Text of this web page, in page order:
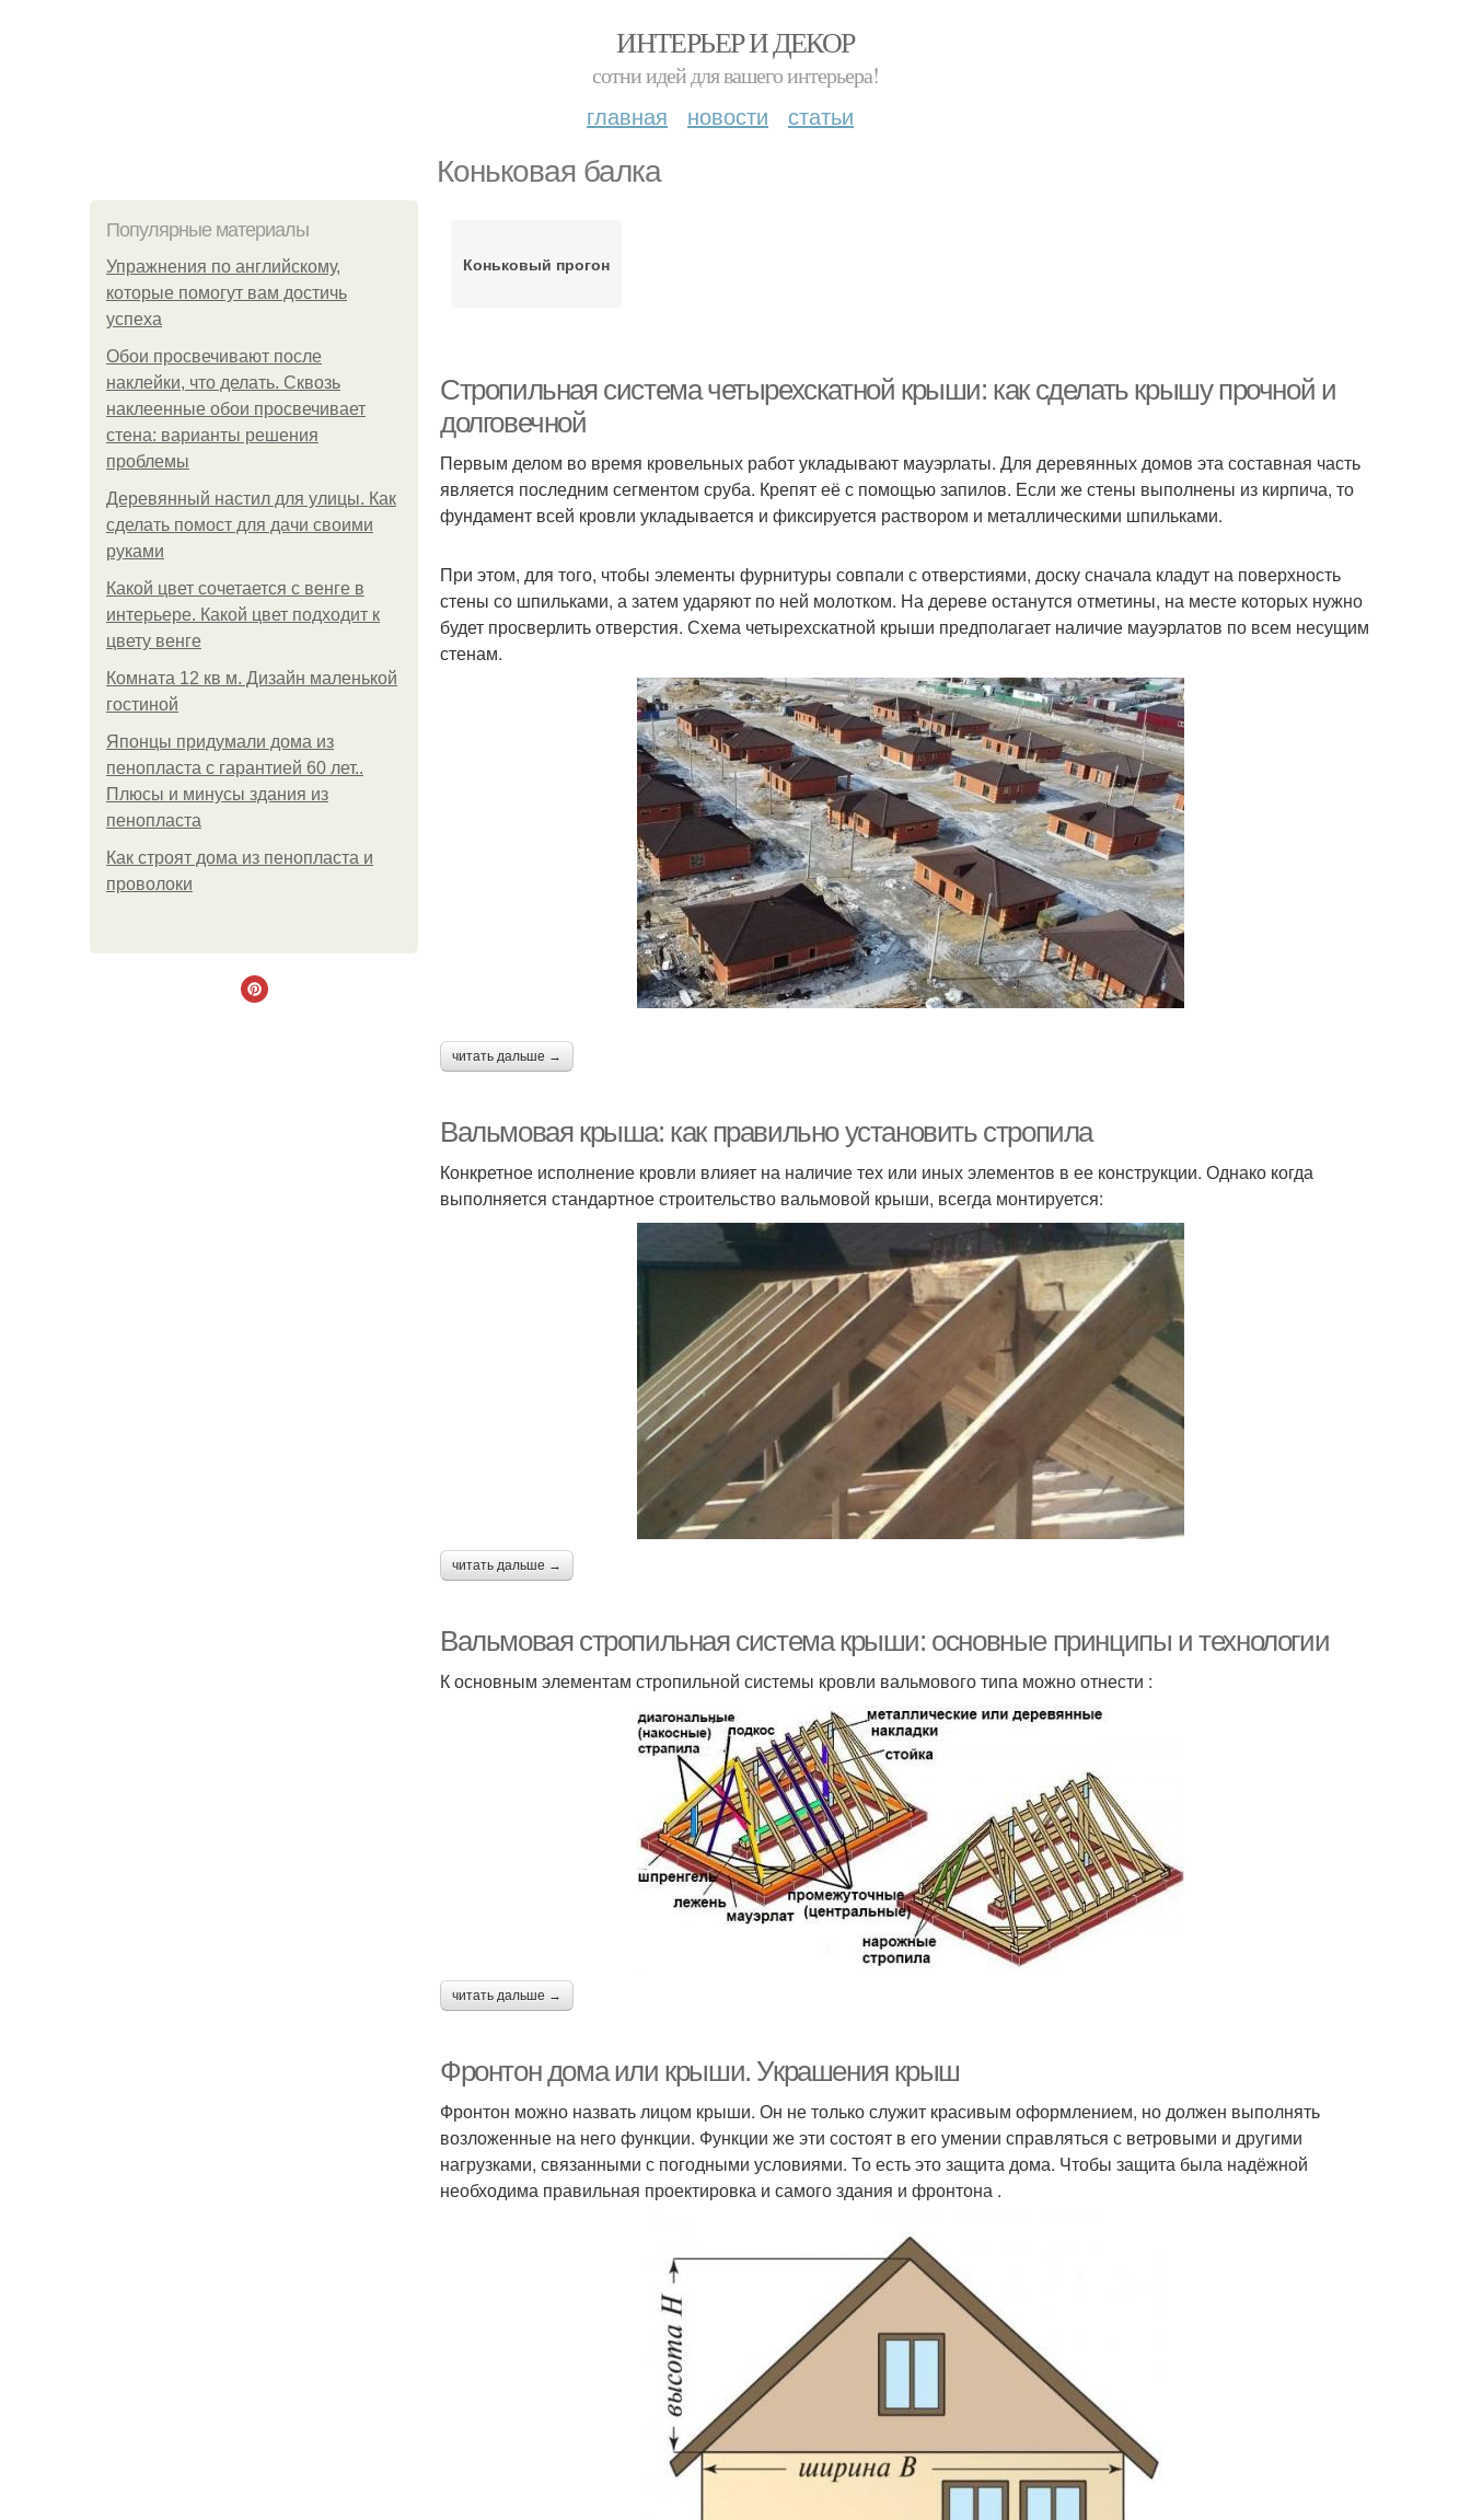
ИНТЕРЬЕР И ДЕКОР
сотни идей для вашего интерьера!
главная новости статьи
Коньковая балка
Популярные материалы
Упражнения по английскому,
которые помогут вам достичь
успеха
Обои просвечивают после
наклейки, что делать. Сквозь
наклеенные обои просвечивает
стена: варианты решения
проблемы
Деревянный настил для улицы. Как
сделать помост для дачи своими
руками
Какой цвет сочетается с венге в
интерьере. Какой цвет подходит к
цвету венге
Комната 12 кв м. Дизайн маленькой
гостиной
Японцы придумали дома из
пенопласта с гарантией 60 лет..
Плюсы и минусы здания из
пенопласта
Как строят дома из пенопласта и
проволоки
Коньковый прогон
Стропильная система четырехскатной крыши: как сделать крышу прочной и
долговечной
Первым делом во время кровельных работ укладывают мауэрлаты. Для деревянных домов эта составная часть
является последним сегментом сруба. Крепят её с помощью запилов. Если же стены выполнены из кирпича, то
фундамент всей кровли укладывается и фиксируется раствором и металлическими шпильками.
При этом, для того, чтобы элементы фурнитуры совпали с отверстиями, доску сначала кладут на поверхность
стены со шпильками, а затем ударяют по ней молотком. На дереве останутся отметины, на месте которых нужно
будет просверлить отверстия. Схема четырехскатной крыши предполагает наличие мауэрлатов по всем несущим
стенам.
читать дальше →
Вальмовая крыша: как правильно установить стропила
Конкретное исполнение кровли влияет на наличие тех или иных элементов в ее конструкции. Однако когда
выполняется стандартное строительство вальмовой крыши, всегда монтируется:
читать дальше →
Вальмовая стропильная система крыши: основные принципы и технологии
К основным элементам стропильной системы кровли вальмового типа можно отнести :
читать дальше →
Фронтон дома или крыши. Украшения крыш
Фронтон можно назвать лицом крыши. Он не только служит красивым оформлением, но должен выполнять
возложенные на него функции. Функции же эти состоят в его умении справляться с ветровыми и другими
нагрузками, связанными с погодными условиями. То есть это защита дома. Чтобы защита была надёжной
необходима правильная проектировка и самого здания и фронтона .